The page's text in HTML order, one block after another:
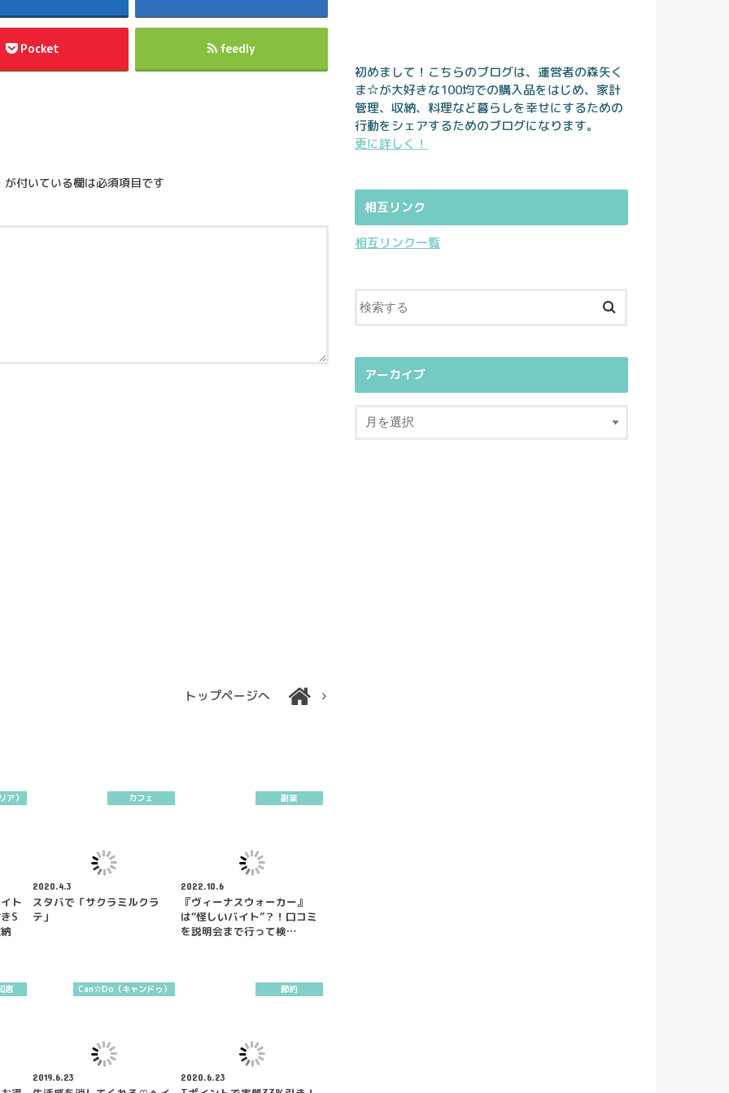
Pocket feedly
が付いている欄は必須項目です
トップページへ
ア）
ト
S
カフェ
2020.4.3
スタバで「サクラミルクラ
テ」
副業
2022.10.6
『ヴィーナスウォーカー』
は“怪しいバイト”？！口コミ
を説明会まで行って検…
恵 Can☆Do（キャンドゥ）
2019.6.23
節約
2020.6.23
初めまして！こちらのブログは、運営者の森矢く
ま☆が大好きな100均での購入品をはじめ、家計
管理、収納、料理など暮らしを幸せにするための
行動をシェアするためのブログになります。
更に詳しく！
相互リンク
相互リンク一覧
アーカイブ